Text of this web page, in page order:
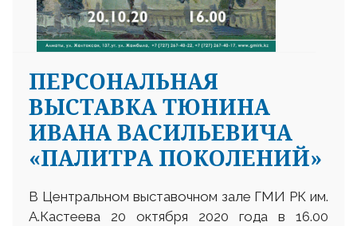
ПЕРСОНАЛЬНАЯ
ВЫСТАВКА ТЮНИНА
ИВАНА ВАСИЛЬЕВИЧА
«ПАЛИТРА ПОКОЛЕНИЙ»
В Центральном выставочном зале ГМИ РК им.
А.Кастеева 20 октября 2020 года в 16.00